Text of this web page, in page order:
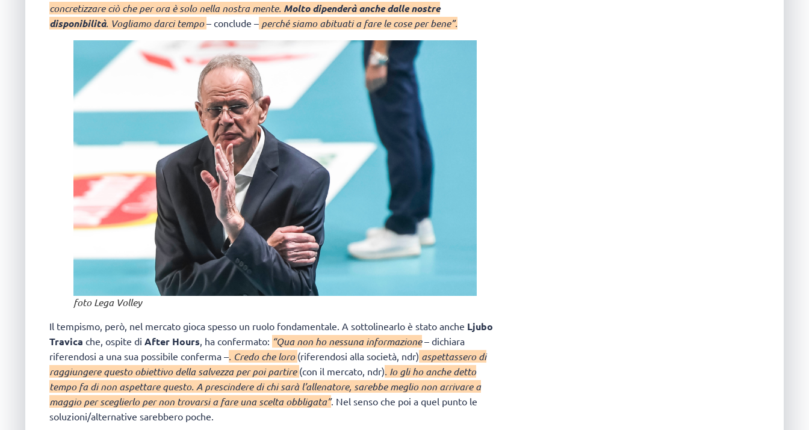
concretizzare ciò che per ora è solo nella nostra mente. Molto dipenderà anche dalle nostre
disponibilità. Vogliamo darci tempo– conclude – perché siamo abituati a fare le cose per bene”.
foto Lega Volley
Il tempismo, però, nel mercato gioca spesso un ruolo fondamentale. A sottolinearlo è stato anche Ljubo
Travica che, ospite di After Hours , ha confermato: “Qua non ho nessuna informazione– dichiara
riferendosi a una sua possibile conferma –. Credo che loro (riferendosi alla società, ndr) aspettassero di
raggiungere questo obiettivo della salvezza per poi partire (con il mercato, ndr). Io gli ho anche detto
tempo fa di non aspettare questo. A prescindere di chi sarà l’allenatore, sarebbe meglio non arrivare a
maggio per sceglierlo per non trovarsi a fare una scelta obbligata”. Nel senso che poi a quel punto le
soluzioni/alternative sarebbero poche.